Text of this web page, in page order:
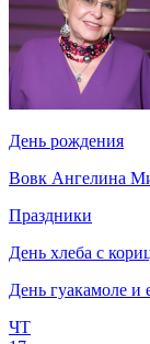
День рождения
Вовк Ангелина
Праздники
День хлеба с
День гуакамоле и
ЧТ